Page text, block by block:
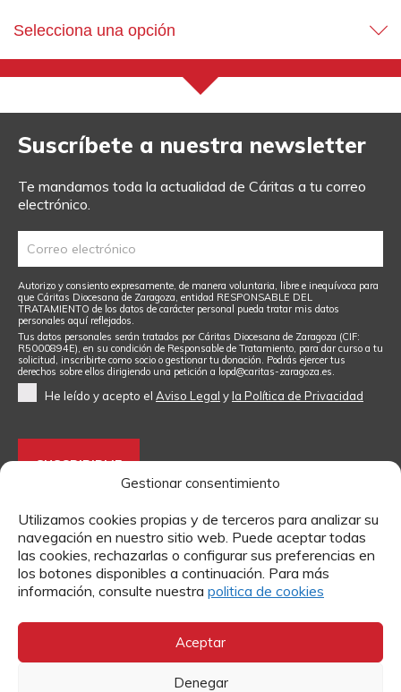
Gestionar consentimiento
Utilizamos cookies propias y de terceros para analizar su
navegación en nuestro sitio web. Puede aceptar todas
las cookies, rechazarlas o configurar sus preferencias en
los botones disponibles a continuación. Para más
información, consulte nuestra politica de cookies
Aceptar
Denegar
ENTIDADES SOLIDARIAS
HERENCIAS Y LEGADOS
OTRAS FORMAS DE COLABORAR
Selecciona una opción
Suscríbete a nuestra newsletter
Te mandamos toda la actualidad de Cáritas a tu correo
electrónico.
Autorizo y consiento expresamente, de manera voluntaria, libre e inequívoca para
que Cáritas Diocesana de Zaragoza, entidad RESPONSABLE DEL
TRATAMIENTO de los datos de carácter personal pueda tratar mis datos
personales aquí reflejados.
Tus datos personales serán tratados por Cáritas Diocesana de Zaragoza (CIF:
R5000894E), en su condición de Responsable de Tratamiento, para dar curso a tu
solicitud, inscribirte como socio o gestionar tu donación. Podrás ejercer tus
derechos sobre ellos dirigiendo una petición a lopd@caritas-zaragoza.es.
He leído y acepto el Aviso Legal yla Política de Privacidad
Contacto
Si quieres más información sobre algún tema o enviarnos
tu currículum para trabajar en Cáritas, puedes hacerlo a
través de estos formularios.